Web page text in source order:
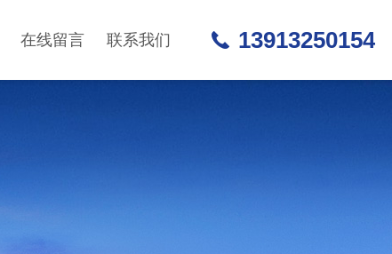
在线留言 联系我们 13913250154